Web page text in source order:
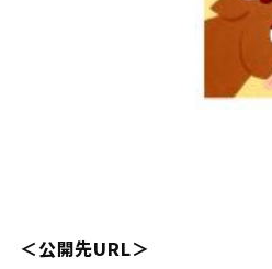
＜公開先URL＞